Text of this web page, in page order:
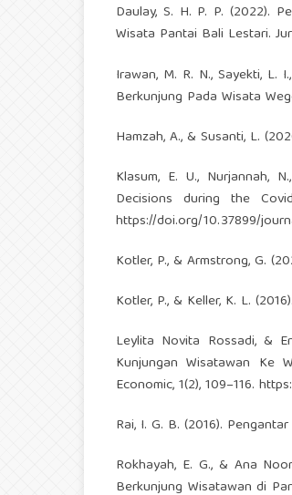
Daulay, S. H. P. P. (2022).
Wisata Pantai Bali Lestari.
Irawan, M. R. N., Sayekti, L.
Berkunjung Pada Wisata
Hamzah, A., & Susanti, L.
Klasum, E. U., Nurjannah,
Decisions during the
https://doi.org/10.37899/
Kotler, P., & Armstrong, G.
Kotler, P., & Keller, K. L.
Leylita Novita Rossadi, &
Kunjungan Wisatawan Ke
Economic, 1(2), 109–116.
Rai, I. G. B. (2016).
Rokhayah, E. G., & Ana
Berkunjung Wisatawan di